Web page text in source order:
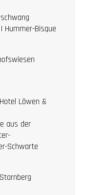
Hummer-Bisque
Löwen &
aus der
Schwarte